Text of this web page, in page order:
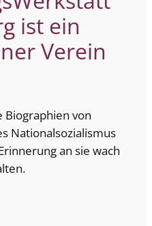
ist ein
Verein
Biographien von
Nationalsozialismus
an sie wach